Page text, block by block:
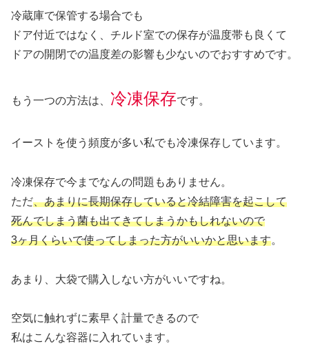
冷蔵庫で保管する場合でも
ドア付近ではなく、チルド室での保存が温度帯も良くて
ドアの開閉での温度差の影響も少ないのでおすすめです。
もう一つの方法は、 冷凍保存です。
イーストを使う頻度が多い私でも冷凍保存しています。
冷凍保存で今までなんの問題もありません。
ただ、あまりに長期保存していると冷結障害を起こして
死んでしまう菌も出てきてしまうかもしれないので
3ヶ月くらいで使ってしまった方がいいかと思います。
あまり、大袋で購入しない方がいいですね。
空気に触れずに素早く計量できるので
私はこんな容器に入れています。